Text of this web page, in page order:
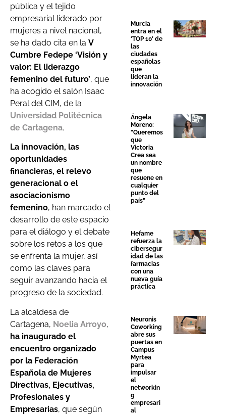
pública y el tejido
empresarial liderado por
mujeres a nivel nacional,
se ha dado cita en la V
Cumbre Fedepe ‘Visión y
valor: El liderazgo
femenino del futuro’, que
ha acogido el salón Isaac
Peral del CIM, de la
Universidad Politécnica
de Cartagena.
La innovación, las
oportunidades
financieras, el relevo
generacional o el
asociacionismo
femenino, han marcado el
desarrollo de este espacio
para el diálogo y el debate
sobre los retos a los que
se enfrenta la mujer, así
como las claves para
seguir avanzando hacia el
progreso de la sociedad.
La alcaldesa de
Cartagena, Noelia Arroyo,
ha inaugurado el
encuentro organizado
por la Federación
Española de Mujeres
Directivas, Ejecutivas,
Profesionales y
Empresarias, que según
Murcia
entra en el
‘TOP 10’ de
las
ciudades
españolas
que
lideran la
innovación
Ángela
Moreno:
“Queremos
que
Victoria
Crea sea
un nombre
que
resuene en
cualquier
punto del
país”
Hefame
refuerza la
cibersegur
idad de las
farmacias
con una
nueva guía
práctica
Neuronis
Coworking
abre sus
puertas en
Campus
Myrtea
para
impulsar
el
networkin
g
empresari
al